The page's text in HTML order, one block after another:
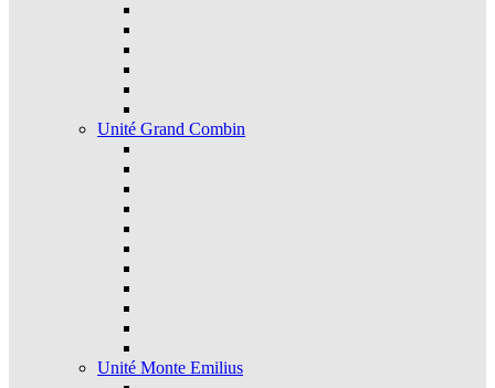
Unité Grand Combin
Unité Monte Emilius